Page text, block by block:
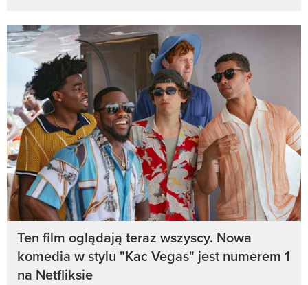
Ten film oglądają teraz wszyscy. Nowa
komedia w stylu "Kac Vegas" jest numerem 1
na Netfliksie